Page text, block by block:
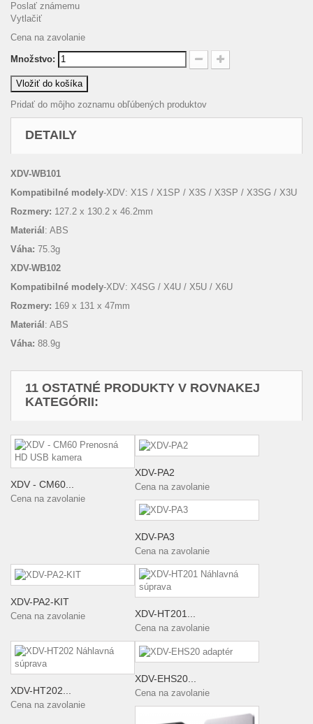
Poslať známemu
Vytlačiť
Cena na zavolanie
Množstvo:
Vložiť do košíka
Pridať do môjho zoznamu obľúbených produktov
DETAILY
XDV-WB101
Kompatibilné modely-XDV: X1S / X1SP / X3S / X3SP / X3SG / X3U
Rozmery: 127.2 x 130.2 x 46.2mm
Materiál : ABS
Váha: 75.3g
XDV-WB102
Kompatibilné modely-XDV: X4SG / X4U / X5U / X6U
Rozmery: 169 x 131 x 47mm
Materiál : ABS
Váha: 88.9g
11 OSTATNÉ PRODUKTY V ROVNAKEJ
KATEGÓRII:
XDV - CM60...
Cena na zavolanie
XDV-PA2
Cena na zavolanie
XDV-PA3
Cena na zavolanie
XDV-PA2-KIT
Cena na zavolanie XDV-HT201...
Cena na zavolanie
XDV-HT202...
Cena na zavolanie
XDV-EHS20...
Cena na zavolanie